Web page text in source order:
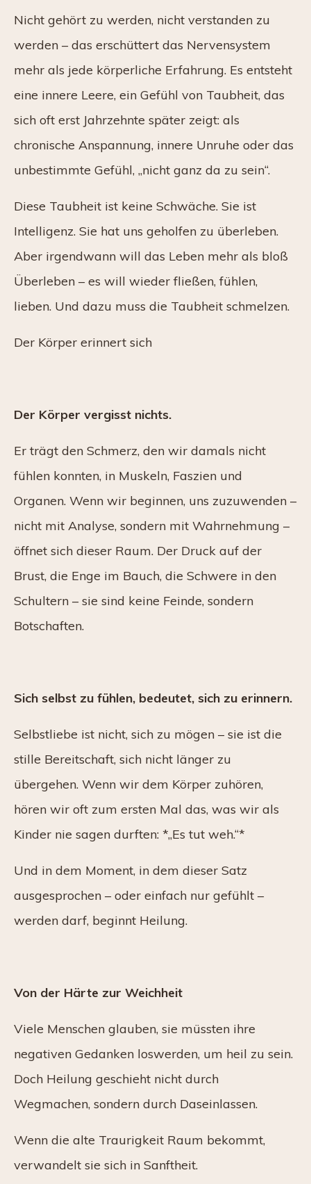
Nicht gehört zu werden, nicht verstanden zu
werden – das erschüttert das Nervensystem
mehr als jede körperliche Erfahrung. Es entsteht
eine innere Leere, ein Gefühl von Taubheit, das
sich oft erst Jahrzehnte später zeigt: als
chronische Anspannung, innere Unruhe oder das
unbestimmte Gefühl, „nicht ganz da zu sein“.
Diese Taubheit ist keine Schwäche. Sie ist
Intelligenz. Sie hat uns geholfen zu überleben.
Aber irgendwann will das Leben mehr als bloß
Überleben – es will wieder fließen, fühlen,
lieben. Und dazu muss die Taubheit schmelzen.
Der Körper erinnert sich
Der Körper vergisst nichts.
Er trägt den Schmerz, den wir damals nicht
fühlen konnten, in Muskeln, Faszien und
Organen. Wenn wir beginnen, uns zuzuwenden –
nicht mit Analyse, sondern mit Wahrnehmung –
öffnet sich dieser Raum. Der Druck auf der
Brust, die Enge im Bauch, die Schwere in den
Schultern – sie sind keine Feinde, sondern
Botschaften.
Sich selbst zu fühlen, bedeutet, sich zu erinnern.
Selbstliebe ist nicht, sich zu mögen – sie ist die
stille Bereitschaft, sich nicht länger zu
übergehen. Wenn wir dem Körper zuhören,
hören wir oft zum ersten Mal das, was wir als
Kinder nie sagen durften: *„Es tut weh.“*
Und in dem Moment, in dem dieser Satz
ausgesprochen – oder einfach nur gefühlt –
werden darf, beginnt Heilung.
Von der Härte zur Weichheit
Viele Menschen glauben, sie müssten ihre
negativen Gedanken loswerden, um heil zu sein.
Doch Heilung geschieht nicht durch
Wegmachen, sondern durch Daseinlassen.
Wenn die alte Traurigkeit Raum bekommt,
verwandelt sie sich in Sanftheit.